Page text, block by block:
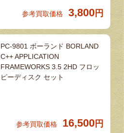
参考買取価格 3,800 円
PC-9801 ボーランド BORLAND
C++ APPLICATION
FRAMEWORKS 3.5 2HD フロッ
ピーディスク セット
参考買取価格 16,500 円